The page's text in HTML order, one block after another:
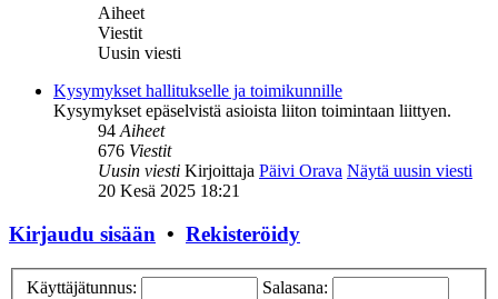
Aiheet
Viestit
Uusin viesti
Kysymykset hallitukselle ja toimikunnille
Kysymykset epäselvistä asioista liiton toimintaan liittyen.
94Aiheet
676 Viestit
Uusin viesti Kirjoittaja Päivi Orava Näytä uusin viesti
20 Kesä 2025 18:21
Kirjaudu sisään • Rekisteröidy
Käyttäjätunnus: Salasana: